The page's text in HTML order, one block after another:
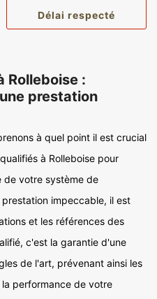
Délai respecté
Rolleboise :
prestation
à quel point il est crucial
à Rolleboise pour
de votre système de
impeccable, il est
et les références des
c'est la garantie d'une
de l'art, prévenant ainsi les
performance de votre